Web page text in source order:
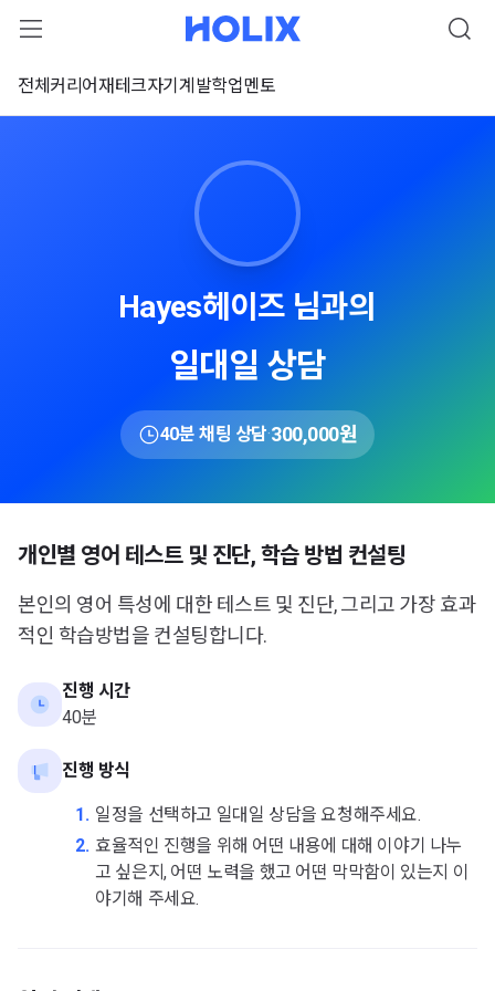
전체 커리어재테크자기계발학업멘토
Hayes헤이즈 님과의
일대일 상담
40분 채팅 상담·300,000원
개인별 영어 테스트 및 진단, 학습 방법 컨설팅
본인의 영어 특성에 대한 테스트 및 진단, 그리고 가장 효과
적인 학습방법을 컨설팅합니다.
진행 시간
40분
진행 방식
1. 일정을 선택하고 일대일 상담을 요청해주세요.
2. 효율적인 진행을 위해 어떤 내용에 대해 이야기 나누
고 싶은지, 어떤 노력을 했고 어떤 막막함이 있는지 이
야기해 주세요.